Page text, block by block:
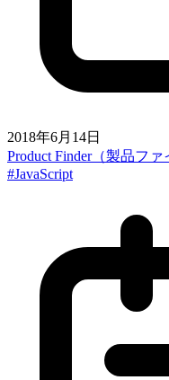
2018年6月14日
Product Finder（製品フ
#JavaScript